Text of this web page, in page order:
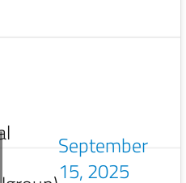
September
15, 2025